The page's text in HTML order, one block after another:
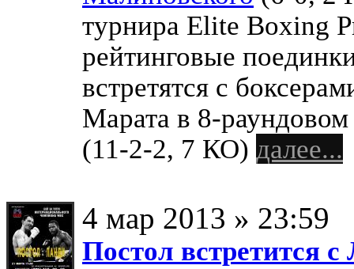
турнира Elite Boxing
рейтинговые
встретятся с
Марата в 8-
(11-2-2, 7 КО) далее...
4 мар 2013 » 23:59
Постол встретится